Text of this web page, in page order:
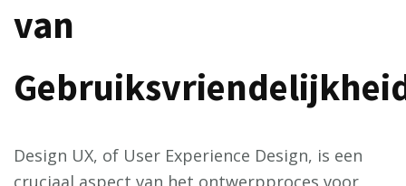
van
Design UX, of User Experience Design, is een
cruciaal aspect van het ontwerpproces voor